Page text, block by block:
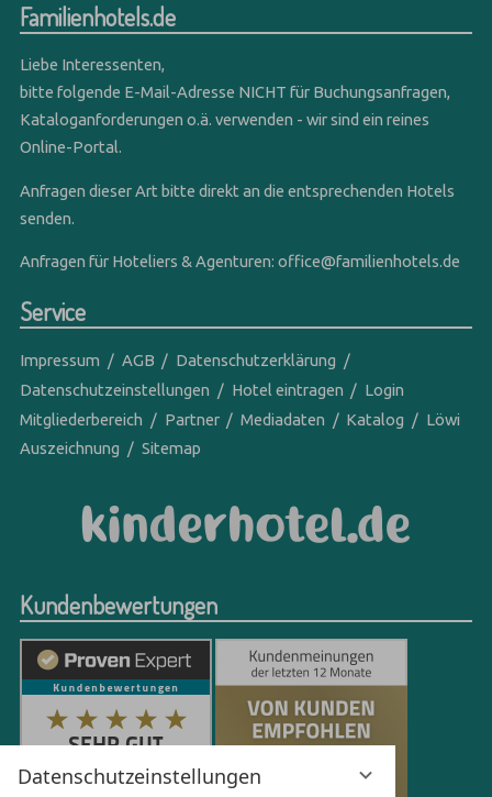
Datenschutzeinstellungen
Familienhotels.de
Liebe Interessenten,
bitte folgende E-Mail-Adresse NICHT für Buchungsanfragen,
Kataloganforderungen o.ä. verwenden - wir sind ein reines
Online-Portal.
Anfragen dieser Art bitte direkt an die entsprechenden Hotels
senden.
Anfragen für Hoteliers & Agenturen:office@familienhotels.de
Service
Impressum AGB
Datenschutzerklärung
Datenschutzeinstellungen
Hotel eintragen
Login
Mitgliederbereich
Partner Mediadaten Katalog
Löwi
Auszeichnung
Sitemap
Kundenbewertungen